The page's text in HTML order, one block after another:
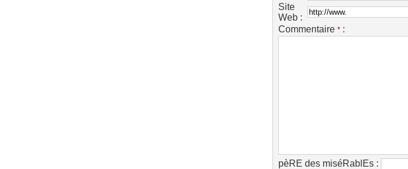
Site
Web :
Commentaire * :
pèRE des miséRablEs :